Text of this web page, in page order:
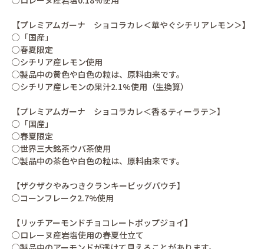
【プレミアムガーナ ショコラカレ＜華やぐシチリアレモン＞】
○「国産」
○春夏限定
○シチリア産レモン使用
○製品中の黄色や白色の粒は、原料由来です。
○シチリア産レモンの果汁2.1%使用（生換算）
【プレミアムガーナ ショコラカレ＜香るティーラテ＞】
○「国産」
○春夏限定
○世界三大銘茶ウバ茶使用
○製品中の茶色や白色の粒は、原料由来です。
【ザクザクやみつきクランキービッグパウチ】
○コーンフレーク2.7%使用
【リッチアーモンドチョコレートポップジョイ】
○ロレーヌ産岩塩使用の春夏仕立て